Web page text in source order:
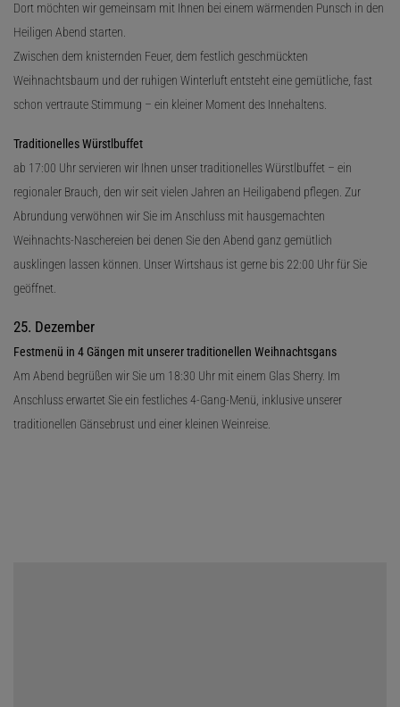
Dort möchten wir gemeinsam mit Ihnen bei einem wärmenden Punsch in den
Heiligen Abend starten.
Zwischen dem knisternden Feuer, dem festlich geschmückten
Weihnachtsbaum und der ruhigen Winterluft entsteht eine gemütliche, fast
schon vertraute Stimmung – ein kleiner Moment des Innehaltens.
Traditionelles Würstlbuffet
ab 17:00 Uhr servieren wir Ihnen unser traditionelles Würstlbuffet – ein
regionaler Brauch, den wir seit vielen Jahren an Heiligabend pflegen. Zur
Abrundung verwöhnen wir Sie im Anschluss mit hausgemachten
Weihnachts-Naschereien bei denen Sie den Abend ganz gemütlich
ausklingen lassen können. Unser Wirtshaus ist gerne bis 22:00 Uhr für Sie
geöffnet.
25. Dezember
Festmenü in 4 Gängen mit unserer traditionellen Weihnachtsgans
Am Abend begrüßen wir Sie um 18:30 Uhr mit einem Glas Sherry. Im
Anschluss erwartet Sie ein festliches 4-Gang-Menü, inklusive unserer
traditionellen Gänsebrust und einer kleinen Weinreise.